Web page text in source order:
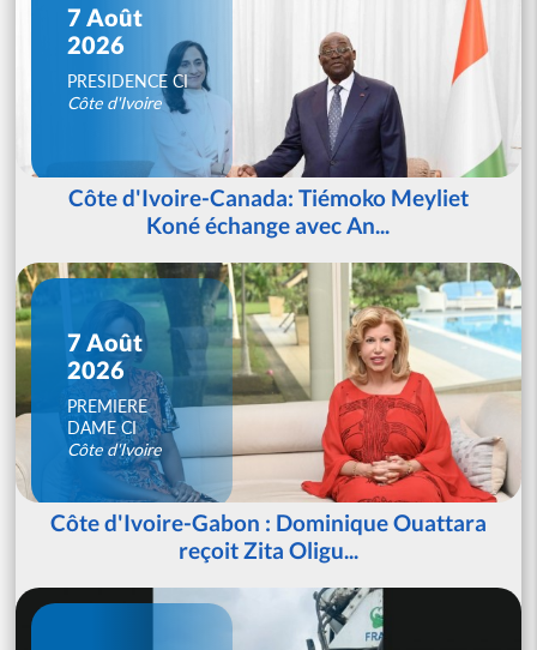
7 Août
2026
PRESIDENCE CI
Côte d'Ivoire
Côte d'Ivoire-Canada: Tiémoko Meyliet
Koné échange avec An...
7 Août
2026
PREMIERE
DAME CI
Côte d'Ivoire
Côte d'Ivoire-Gabon : Dominique Ouattara
reçoit Zita Oligu...